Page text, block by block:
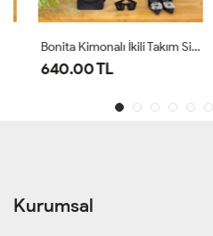
Bonita Kimonalı İkili Takım Siyah
640.00 TL
Kurumsal